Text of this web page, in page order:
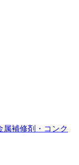
属補修剤・コンク